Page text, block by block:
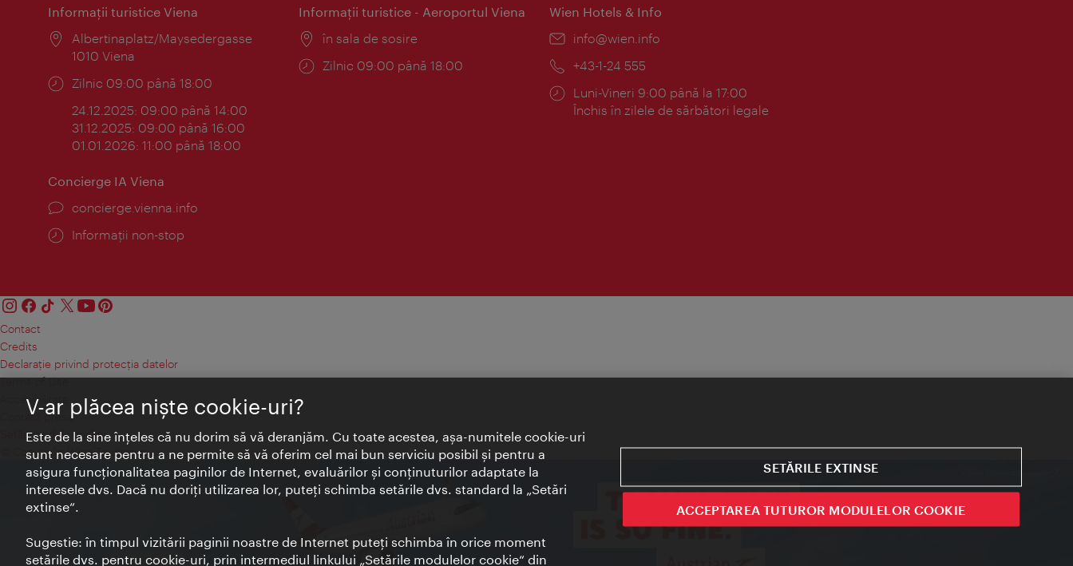
Informaţii turistice Viena
Locul:
Albertinaplatz/Maysedergasse
1010 Viena
Program:
Zilnic 09:00 până 18:00
24.12.2025: 09:00 până 14:00
31.12.2025: 09:00 până 16:00
01.01.2026: 11:00 până 18:00
Informaţii turistice - Aeroportul Viena
Locul:
în sala de sosire
Program:
Zilnic 09:00 până 18:00
Wien Hotels & Info
E-
info@wien.info
Telefon:
+43-1-24 555
Program:
Luni-Vineri 9:00 până la 17:00
Închis în zilele de sărbători legale
Concierge IA Viena
concierge.vienna.info
Informații non-stop
Contact
Credits
Declaraţie privind protecţia datelor
Terms of Use
Accesibilitate
Contact presa
Setări module cookie
© Copyright Wien Tourismus
V-ar plăcea nişte cookie-uri?
Este de la sine înţeles că nu dorim să vă deranjăm. Cu toate acestea, aşa-numitele cookie-uri
sunt necesare pentru a ne permite să vă oferim cel mai bun serviciu posibil şi pentru a
asigura funcţionalitatea paginilor de Internet, evaluărilor şi conţinuturilor adaptate la
interesele dvs. Dacă nu doriţi utilizarea lor, puteţi schimba setările dvs. standard la „Setări
extinse“.
Sugestie: în timpul vizitării paginii noastre de Internet puteţi schimba în orice moment
setările dvs. pentru cookie-uri, prin intermediul linkului „Setările modulelor cookie“ din
SETĂRILE EXTINSE
ACCEPTAREA TUTUROR MODULELOR COOKIE